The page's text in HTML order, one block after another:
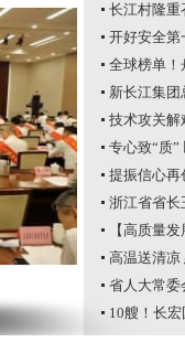
长江村隆重
大会
开好安全第
安全生产工
全球榜单！
新长江集
公司业务交
技术攻关解
专心致“质”
量月”活动
提振信心再
2023年半年
浙江省省长
【高质量
高温送清凉
省人大常委
全国人大代
10艘！长